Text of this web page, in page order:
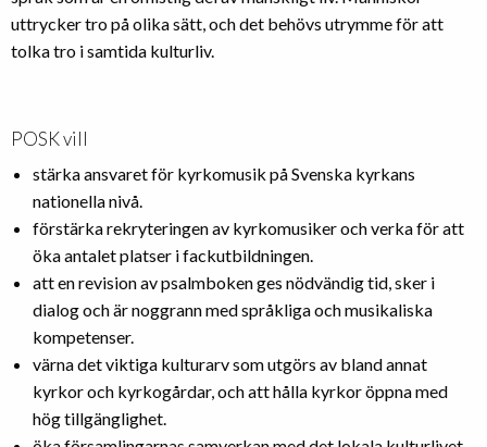
uttrycker tro på olika sätt, och det behövs utrymme för att
tolka tro i samtida kulturliv.
POSK vill
stärka ansvaret för kyrkomusik på Svenska kyrkans
nationella nivå.
förstärka rekryteringen av kyrkomusiker och verka för att
öka antalet platser i fackutbildningen.
att en revision av psalmboken ges nödvändig tid, sker i
dialog och är noggrann med språkliga och musikaliska
kompetenser.
värna det viktiga kulturarv som utgörs av bland annat
kyrkor och kyrkogårdar, och att hålla kyrkor öppna med
hög tillgänglighet.